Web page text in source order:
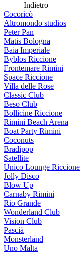
Indietro
Cocoricò
Altromondo studios
Peter Pan
Matis Bologna
Baia Imperiale
Byblos Riccione
Frontemare Rimini
Space Riccione
Villa delle Rose
Classic Club
Beso Club
Bollicine Riccione
Rimini Beach Arena
Boat Party Rimini
Coconuts
Bradipop
Satellite
Unico Lounge Riccione
Jolly Disco
Blow Up
Carnaby Rimini
Rio Grande
Wonderland Club
Vision Club
Pascià
Monsterland
Uno Malta